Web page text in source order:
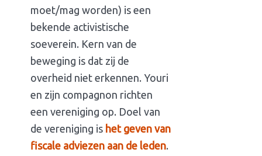
moet/mag worden) is een
bekende activistische
soeverein. Kern van de
beweging is dat zij de
overheid niet erkennen. Youri
en zijn compagnon richten
een vereniging op. Doel van
de vereniging is het geven van
fiscale adviezen aan de leden.